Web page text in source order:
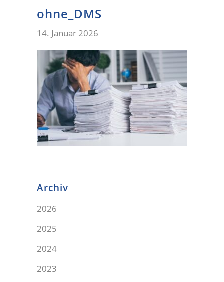
ohne_DMS
14. Januar 2026
Archiv
2026
2025
2024
2023